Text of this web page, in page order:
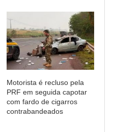
Motorista é recluso pela
PRF em seguida capotar
com fardo de cigarros
contrabandeados